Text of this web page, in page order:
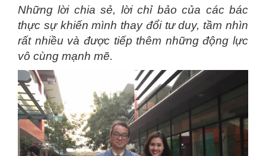
Những lời chia sẻ, lời chỉ bảo của các bác
thực sự khiến mình thay đổi tư duy, tầm nhìn
rất nhiều và được tiếp thêm những động lực
vô cùng mạnh mẽ.